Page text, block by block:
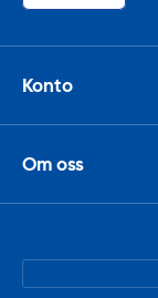
Konto
Om oss